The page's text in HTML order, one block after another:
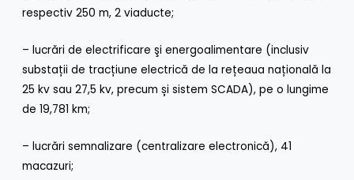
respectiv 250 m, 2 viaducte;
– lucrări de electrificare şi energoalimentare (inclusiv
substații de tracțiune electrică de la rețeaua națională la
25 kv sau 27,5 kv, precum și sistem SCADA), pe o lungime
de 19,781 km;
– lucrări semnalizare (centralizare electronică), 41
macazuri;